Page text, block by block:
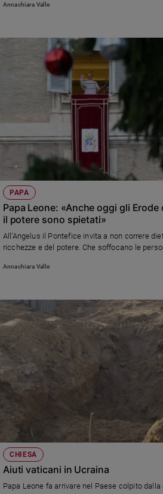
Annachiara Valle
PAPA
Papa Leone: «Anche oggi gli
il potere sono spietati»
All’Angelus il Pontefice invita a non correre
ricchezze e del potere. Che soffocano le
Annachiara Valle
CHIESA
Aiuti vaticani in Ucraina
Papa Leone fa arrivare nel Paese colpito